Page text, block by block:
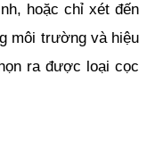
hoặc chỉ xét đến
môi trường và hiệu
ra được loại cọc